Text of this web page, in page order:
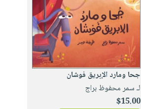
جحا ومارد الإبريق فوشان
لـ سمر محفوظ براج
$15.00